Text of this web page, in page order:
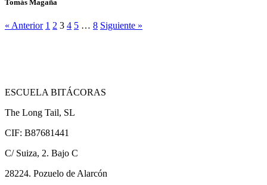
Tomás Magaña
« Anterior 1 2 3 4 5 … 8 Siguiente »
ESCUELA BITÁCORAS
The Long Tail, SL
CIF: B87681441
C/ Suiza, 2. Bajo C
28224. Pozuelo de Alarcón